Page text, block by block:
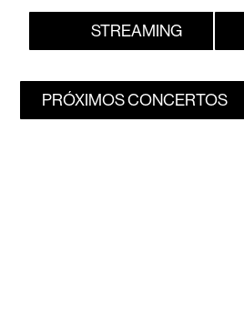
STREAMING
PRÓXIMOS CONCERTOS